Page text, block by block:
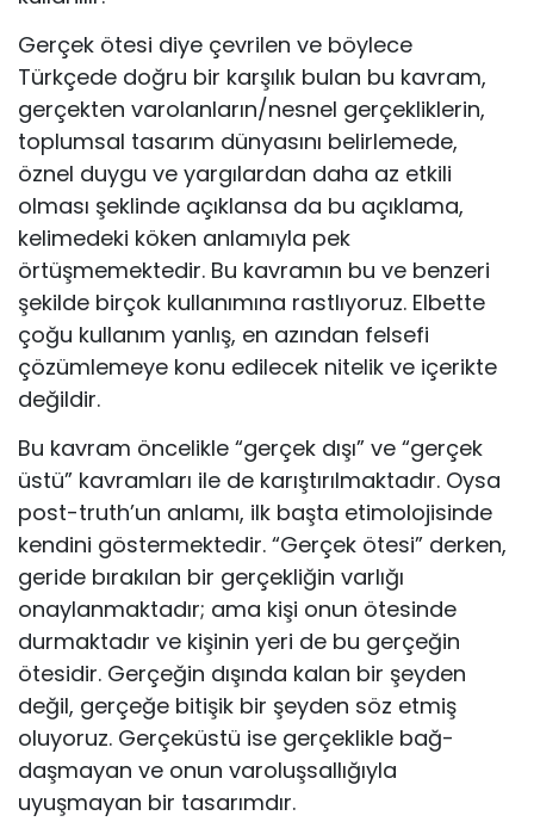
Gerçek ötesi diye çevrilen ve böylece
Türkçede doğru bir karşılık bu­lan bu kavram,
gerçekten varolanların/nesnel gerçekliklerin,
toplumsal tasarım dünyasını belirlemede,
öznel duygu ve yargılardan daha az etkili
olması şeklinde açıklansa da bu açıklama,
kelimedeki köken anlamıyla pek
örtüşmemektedir. Bu kavramın bu ve benzeri
şekilde birçok kullanımına rastlıyoruz. Elbette
çoğu kullanım yanlış, en azından felsefi
çözümlemeye konu edilecek nitelik ve içerikte
değildir.
Bu kavram öncelikle “gerçek dışı” ve “gerçek
üstü” kavramları ile de karıştırılmaktadır. Oysa
post-truth’un anlamı, ilk başta etimolojisinde
ken­dini göstermektedir. “Gerçek ötesi” derken,
geride bırakılan bir gerçekliğin varlığı
onaylanmaktadır; ama kişi onun ötesinde
durmaktadır ve kişinin yeri de bu gerçeğin
ötesidir. Gerçeğin dışında kalan bir şeyden
değil, ger­çeğe bitişik bir şeyden söz etmiş
oluyoruz. Gerçeküstü ise gerçeklikle bağ­
daşmayan ve onun varoluşsallığıyla
uyuşmayan bir tasarımdır.